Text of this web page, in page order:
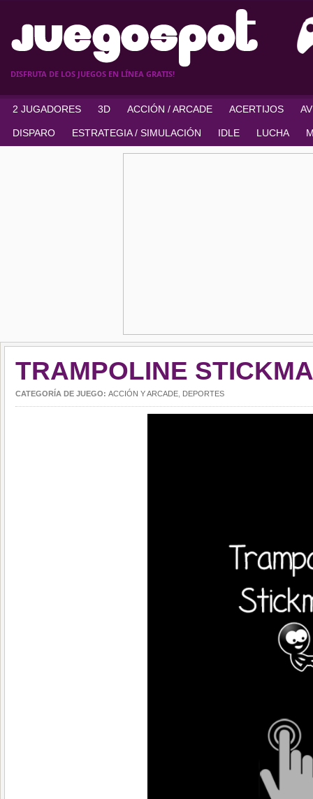
DISFRUTA DE LOS JUEGOS EN LÍNEA GRATIS!
2 JUGADORES 3D ACCIÓN / ARCADE ACERTIJOS
DISPARO ESTRATEGIA / SIMULACIÓN IDLE LUCHA
TRAMPOLINE
CATEGORÍA DE JUEGO: ACCIÓN Y ARCADE DEPORTES